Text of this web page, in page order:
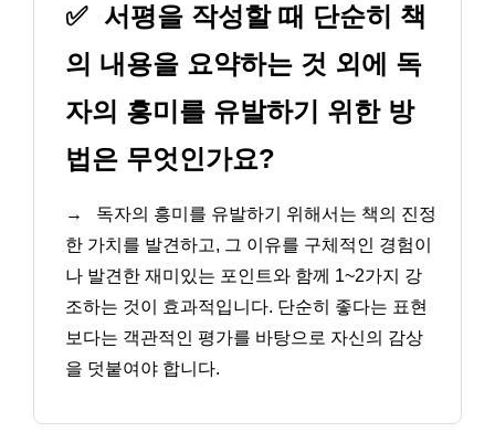
✅ 서평을 작성할 때 단순히 책
의 내용을 요약하는 것 외에 독
자의 흥미를 유발하기 위한 방
법은 무엇인가요?
→
독자의 흥미를 유발하기 위해서는 책의 진정
한 가치를 발견하고, 그 이유를 구체적인 경험이
나 발견한 재미있는 포인트와 함께 1~2가지 강
조하는 것이 효과적입니다. 단순히 좋다는 표현
보다는 객관적인 평가를 바탕으로 자신의 감상
을 덧붙여야 합니다.